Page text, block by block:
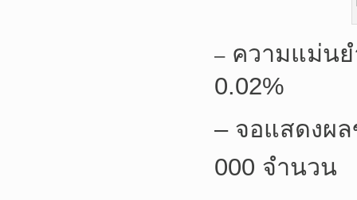
–ความแม่นย
0.02%
– จอแสดงผ
000 จำนวน